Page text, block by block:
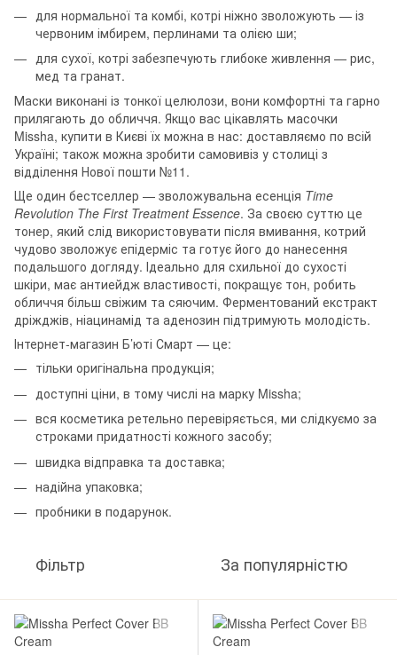
для нормальної та комбі, котрі ніжно зволожують — із
червоним імбирем, перлинами та олією ши;
для сухої, котрі забезпечують глибоке живлення — рис,
мед та гранат.
Маски виконані із тонкої целюлози, вони комфортні та гарно
прилягають до обличчя. Якщо вас цікавлять масочки
Missha, купити в Києві їх можна в нас: доставляємо по всій
Україні; також можна зробити самовивіз у столиці з
відділення Нової пошти №11.
Ще один бестселлер — зволожувальна есенція Time
Revolution The First Treatment Essence. За своєю суттю це
тонер, який слід використовувати після вмивання, котрий
чудово зволожує епідерміс та готує його до нанесення
подальшого догляду. Ідеально для схильної до сухості
шкіри, має антиейдж властивості, покращує тон, робить
обличчя більш свіжим та сяючим. Ферментований екстракт
дріжджів, ніацинамід та аденозин підтримують молодість.
Інтернет-магазин Б’юті Смарт — це:
тільки оригінальна продукція;
доступні ціни, в тому числі на марку Missha;
вся косметика ретельно перевіряється, ми слідкуємо за
строками придатності кожного засобу;
швидка відправка та доставка;
надійна упаковка;
пробники в подарунок.
Фільтр За популярністю